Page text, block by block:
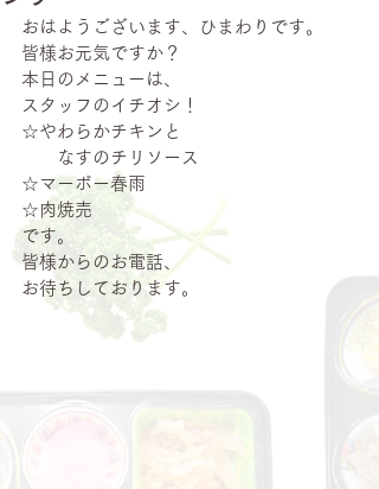
おはようございます、ひまわりです。
皆様お元気ですか？
本日のメニューは、
スタッフのイチオシ！
☆やわらかチキンと
なすのチリソース
☆マーボー春雨
☆肉焼売
です。
皆様からのお電話、
お待ちしております。